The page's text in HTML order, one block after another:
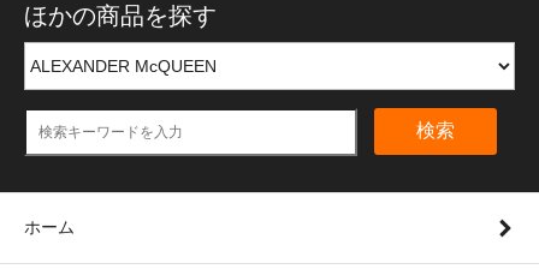
ほかの商品を探す
検索
ホーム